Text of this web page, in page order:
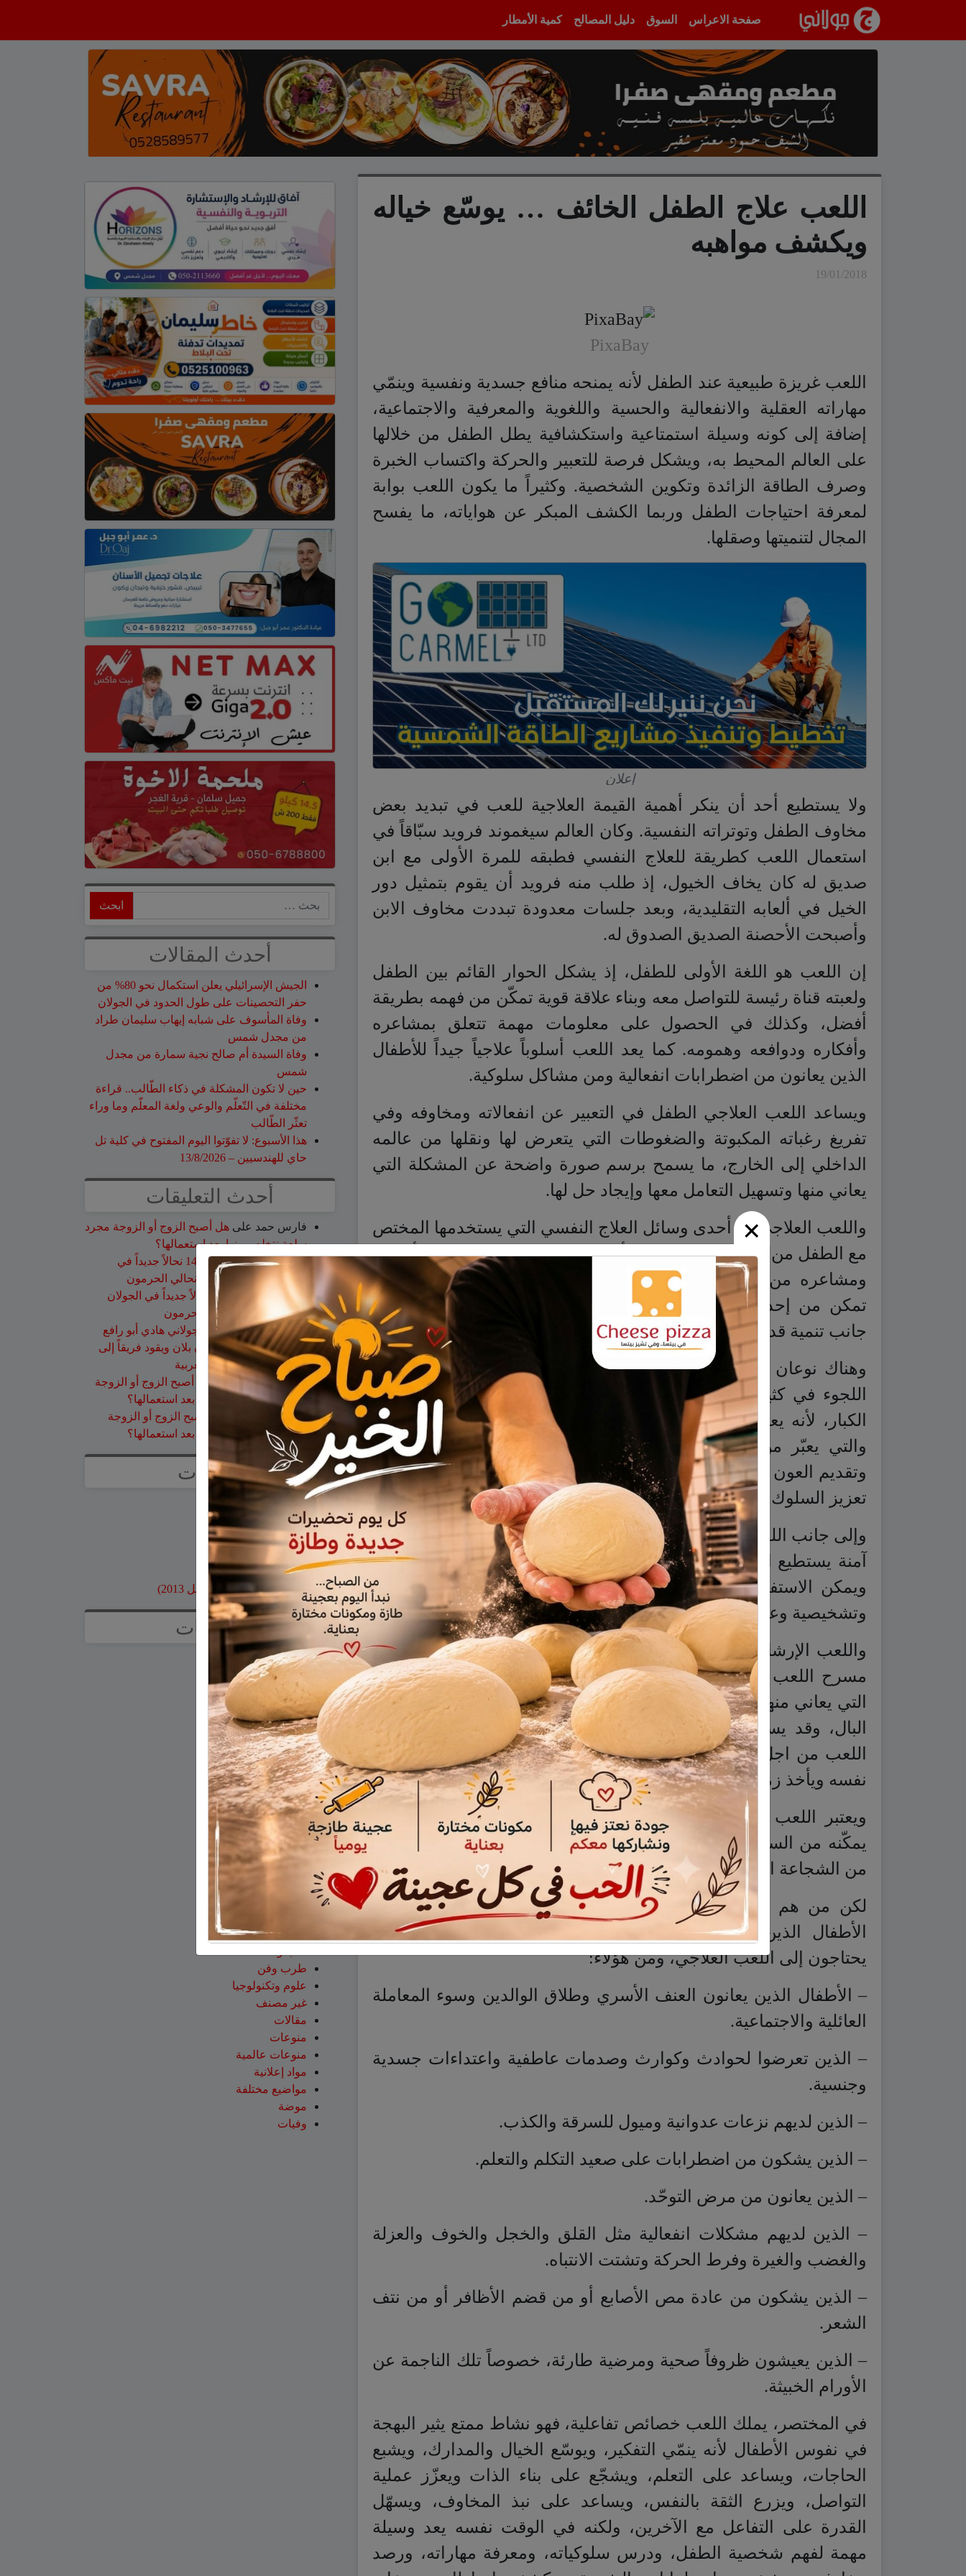
صفحة الاعراس
السوق دليل المصالح كمية الأمطار
×
اللعب علاج الطفل الخائف … يوسّع خياله
ويكشف مواهبه
19/01/2018
PixaBay
اللعب غريزة طبيعية عند الطفل لأنه يمنحه منافع جسدية ونفسية وينمّي
مهاراته العقلية والانفعالية والحسية واللغوية والمعرفية والاجتماعية،
إضافة إلى كونه وسيلة استمتاعية واستكشافية يطل الطفل من خلالها
على العالم المحيط به، ويشكل فرصة للتعبير والحركة واكتساب الخبرة
وصرف الطاقة الزائدة وتكوين الشخصية. وكثيراً ما يكون اللعب بوابة
لمعرفة احتياجات الطفل وربما الكشف المبكر عن هواياته، ما يفسح
المجال لتنميتها وصقلها.
إعلان
ولا يستطيع أحد أن ينكر أهمية القيمة العلاجية للعب في تبديد بعض
مخاوف الطفل وتوتراته النفسية. وكان العالم سيغموند فرويد سبّاقاً في
استعمال اللعب كطريقة للعلاج النفسي فطبقه للمرة الأولى مع ابن
صديق له كان يخاف الخيول، إذ طلب منه فرويد أن يقوم بتمثيل دور
الخيل في ألعابه التقليدية، وبعد جلسات معدودة تبددت مخاوف الابن
وأصبحت الأحصنة الصديق الصدوق له.
إن اللعب هو اللغة الأولى للطفل، إذ يشكل الحوار القائم بين الطفل
ولعبته قناة رئيسة للتواصل معه وبناء علاقة قوية تمكّن من فهمه بطريقة
أفضل، وكذلك في الحصول على معلومات مهمة تتعلق بمشاعره
وأفكاره ودوافعه وهمومه. كما يعد اللعب أسلوباً علاجياً جيداً للأطفال
الذين يعانون من اضطرابات انفعالية ومن مشاكل سلوكية.
ويساعد اللعب العلاجي الطفل في التعبير عن انفعالاته ومخاوفه وفي
تفريغ رغباته المكبوتة والضغوطات التي يتعرض لها ونقلها من عالمه
الداخلي إلى الخارج، ما يسمح برسم صورة واضحة عن المشكلة التي
يعاني منها وتسهيل التعامل معها وإيجاد حل لها.
واللعب العلاجي هو أحدى وسائل العلاج النفسي التي يستخدمها المختص
مع الطفل من أجل تنمية مهاراته وتأمين التواصل معه للغوص في أفكاره
ومشاعره من أجل تحقيق غايات نفسية وعاطفية وسلوكية ومعرفية
تمكن من إحداث تغييرات إيجابية تتعلق بسلوك الطفل وأفكاره إلى
جانب تنمية قدراته العقلية.
وهناك نوعان من اللعب العلاجي: اللعب الحر واللعب الإرشادي. ويتم
اللجوء في كثير من الأحيان إلى اللعب الحر، أي من دون توجيه من
الكبار، لأنه يعطي الطفل الحرية الكاملة في اختيار اللعبة التي يريدها
والتي يعبّر من خلالها عن مشاعره الإيجابية من أجل تعديل سلوكه
وتقديم العون له لمعالجة الاضطرابات الانفعالية التي يشكو منها وبالتالي
تعزيز السلوك المناسب لديه.
وإلى جانب اللعب الحر هناك اللعب الإرشادي الذي يقوم على تكوين بيئة
آمنة يستطيع الطفل فيها أن يعبّر عن نفسه بطريقة تتناسب مع عمره.
ويمكن الاستفادة من هذا النوع من اللعب في تحقيق أهداف تعليمية
وتشخيصية وعلاجية.
واللعب الإرشادي هو لعب مخطّط له يديره معالج مختص يقوم بتحديد
مسرح اللعب واختيار الألعاب التي تتناسب مع عمر الطفل والمشكلة
التي يعاني منها، ويتم كل هذا في جو من العطف والتقبل والتفهم وطول
البال، وقد يستدعي الأمر مشاركة المختص وحتى الأهل أنفسهم في
اللعب من اجل قراءة مشاعر الطفل من كثب وإيضاحها له حتى يدرك
نفسه ويأخذ زمام المبادرة في تحقيق الذات وفي اتخاذ القرارات.
ويعتبر اللعب الإرشادي وسيلة رائعة لتواصل الطفل مع الآخرين، ما
يمكّنه من السيطرة على مشاعره وتهدئة قلقه من خلال إكسابه جرعة
من الشجاعة التي تدفعه إلى القيام بأعمال كان يخشاها.
لكن من هم الأطفال الذين يحتاجون إلى اللعب العلاجي؟ إن جميع
الأطفال الذين يعانون مشكلات نفسية واجتماعية ومخاوف مرضية
يحتاجون إلى اللعب العلاجي، ومن هؤلاء:
– الأطفال الذين يعانون العنف الأسري وطلاق الوالدين وسوء المعاملة
العائلية والاجتماعية.
– الذين تعرضوا لحوادث وكوارث وصدمات عاطفية واعتداءات جسدية
وجنسية.
– الذين لديهم نزعات عدوانية وميول للسرقة والكذب.
– الذين يشكون من اضطرابات على صعيد التكلم والتعلم.
– الذين يعانون من مرض التوحّد.
– الذين لديهم مشكلات انفعالية مثل القلق والخجل والخوف والعزلة
والغضب والغيرة وفرط الحركة وتشتت الانتباه.
– الذين يشكون من عادة مص الأصابع أو من قضم الأظافر أو من نتف
الشعر.
– الذين يعيشون ظروفاً صحية ومرضية طارئة، خصوصاً تلك الناجمة عن
الأورام الخبيثة.
في المختصر، يملك اللعب خصائص تفاعلية، فهو نشاط ممتع يثير البهجة
في نفوس الأطفال لأنه ينمّي التفكير، ويوسّع الخيال والمدارك، ويشبع
الحاجات، ويساعد على التعلم، ويشجّع على بناء الذات ويعزّز عملية
التواصل، ويزرع الثقة بالنفس، ويساعد على نبذ المخاوف، ويسهّل
القدرة على التفاعل مع الآخرين، ولكنه في الوقت نفسه يعد وسيلة
مهمة لفهم شخصية الطفل، ودرس سلوكياته، ومعرفة مهاراته، ورصد
أحدث المقالات
الجيش الإسرائيلي يعلن استكمال نحو 80% من
حفر التحصينات على طول الحدود في الجولان
وفاة المأسوف على شبابه إيهاب سليمان طراد
من مجدل شمس
وفاة السيدة أم صالح نجية سمارة من مجدل
شمس
حين لا تكون المشكلة في ذكاء الطّالب.. قراءة
مختلفة في التّعلّم والوعي ولغة المعلّم وما وراء
تعثّر الطّالب
هذا الأسبوع: لا تفوّتوا اليوم المفتوح في كلية تل
حاي للهندسيين – 13/8/2026
أحدث التعليقات
فارس حمد على هل أصبح الزوج أو الزوجة مجرد
سلعة نتخلص منها بعد استعمالها؟
نبيه عويداتعلى
تخريج 14 نحالاً جديداً في
الجولان بإشراف جمعية نحالي الحرمون
عزاتعلى
تخريج 14 نحالاً جديداً في الجولان
بإشراف جمعية نحالي الحرمون
عقاب ابو شاهينعلى
الجولاني هادي أبو رافع
ينجح في تسلق قمة مون بلان ويقود فريقاً إلى
أعلى نقطة في أوروبا الغربية
سلمان أبو عوادعلىهل أصبح الزوج أو الزوجة
مجرد سلعة نتخلص منها بعد استعمالها؟
طليع محمود
هل أصبح الزوج أو الزوجة
مجرد سلعة نتخلص منها بعد استعمالها؟
صفحات
صفحة الاعراس
خواطر
صور قديمة
بنوك وبطاقات اعتماد
مواقع محلية
ارشيف موقع جولاني (قبل 2013)
تصنيفات
آراء
أخبار وتقارير
إعلانات
اخبار
اخبار عالمية
اخبار وتقارير
اقتصاد
الجولان
تعليم ومدارس
ثقافة
ثقافة أدب وفن
حالة الطقس
سيارات
طرب وفن
علوم وتكنولوجيا
غير مصنف
مقالات
منوعات
منوعات عالمية
مواد إعلانية
مواضيع مختلفة
موضة
وفيات